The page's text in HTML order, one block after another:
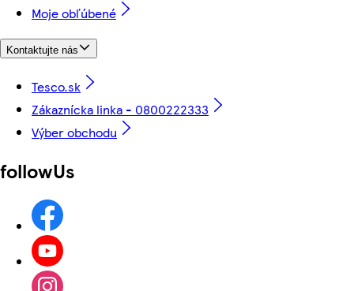
Moje obľúbené
Kontaktujte nás
Tesco.sk
Zákaznícka linka - 0800222333
Výber obchodu
followUs